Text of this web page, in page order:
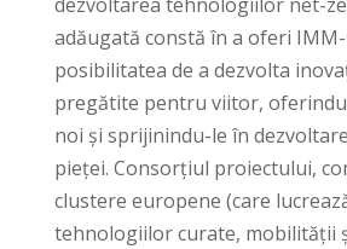
adăugată constă în a oferi
posibilitatea de a dezvolta
pregătite pentru viitor,
noi și sprijinindu-le în
pieței. Consorțiul proiectului,
clustere europene (care
tehnologiilor curate, mobilității